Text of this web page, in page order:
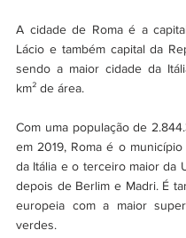
A cidade de Roma é a
Lácio e também capital da
sendo a maior cidade da
km² de área.
Com uma população de
em 2019, Roma é o
da Itália e o terceiro maior da
depois de Berlim e Madri. É
europeia com a maior
verdes.